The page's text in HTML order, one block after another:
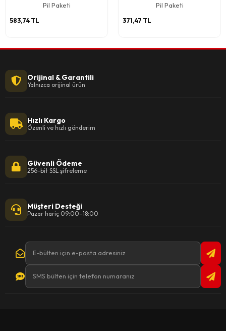
Pil Paketi
583,74 TL
Pil Paketi
371,47 TL
Orijinal & Garantili
Yalnızca orijinal ürün
Hızlı Kargo
Özenli ve hızlı gönderim
Güvenli Ödeme
256-bit SSL şifreleme
Müşteri Desteği
Pazar hariç 09:00–18:00